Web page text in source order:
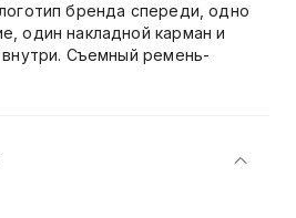
бренда спереди, одно
один накладной карман и
внутри. Съемный ремень-